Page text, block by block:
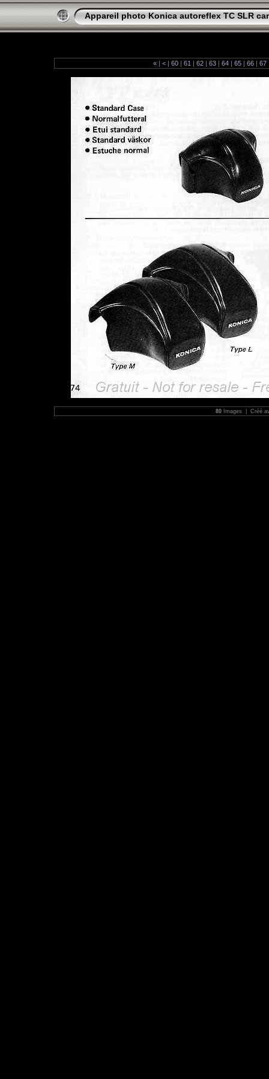
Appareil photo Konica autoreflex TC SLR
« | < | 60 | 61 | 62 | 63 | 64 | 65 | 66 | 67
80 Images | Créé